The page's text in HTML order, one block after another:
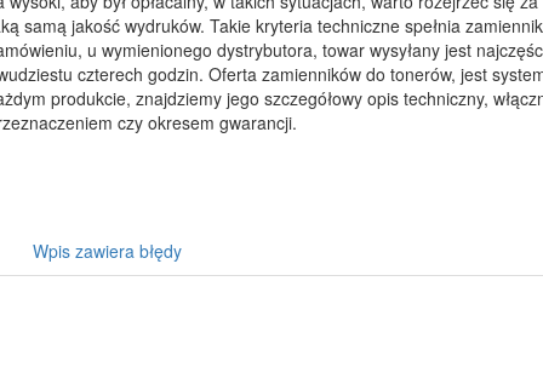
samą jakość wydruków. Takie kryteria techniczne spełnia
u wymienionego dystrybutora, towar wysyłany jest
czterech godzin. Oferta zamienników do tonerów, jest
produkcie, znajdziemy jego szczegółowy opis techniczny,
czy okresem gwarancji.
Wpis zawiera błędy